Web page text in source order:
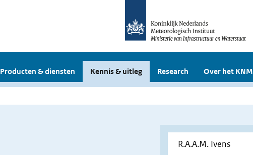
Producten & diensten Kennis & uitleg Research Over het